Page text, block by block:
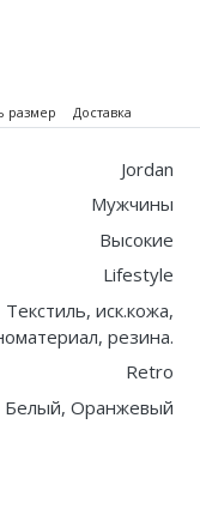
размер Доставка
Jordan
Мужчины
Высокие
Lifestyle
Текстиль, иск.кожа,
резина.
Retro
Белый, Оранжевый